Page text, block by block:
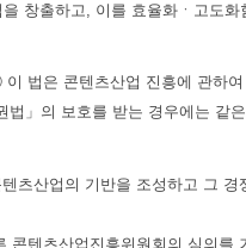
창출하고, 이를 효율화ㆍ고도
법은 콘텐츠산업 진흥에 관하
」의 보호를 받는 경우에는 같
츠산업의 기반을 조성하고 그 경
텐츠산업진흥위원회의 심의를